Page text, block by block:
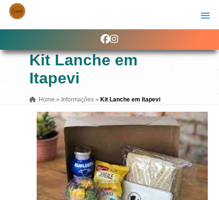
Kit Lanche em
Itapevi
Home » Informações » Kit Lanche em Itapevi